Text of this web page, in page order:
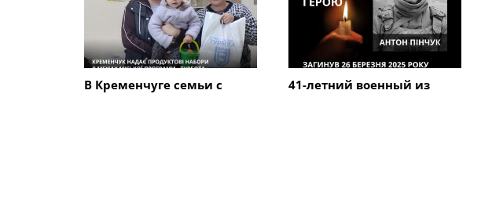
В Кременчуге семьи с
41-летний военный из